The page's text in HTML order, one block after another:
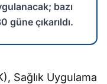
bazı
güne çıkarıldı.
Sağlık Uygulama